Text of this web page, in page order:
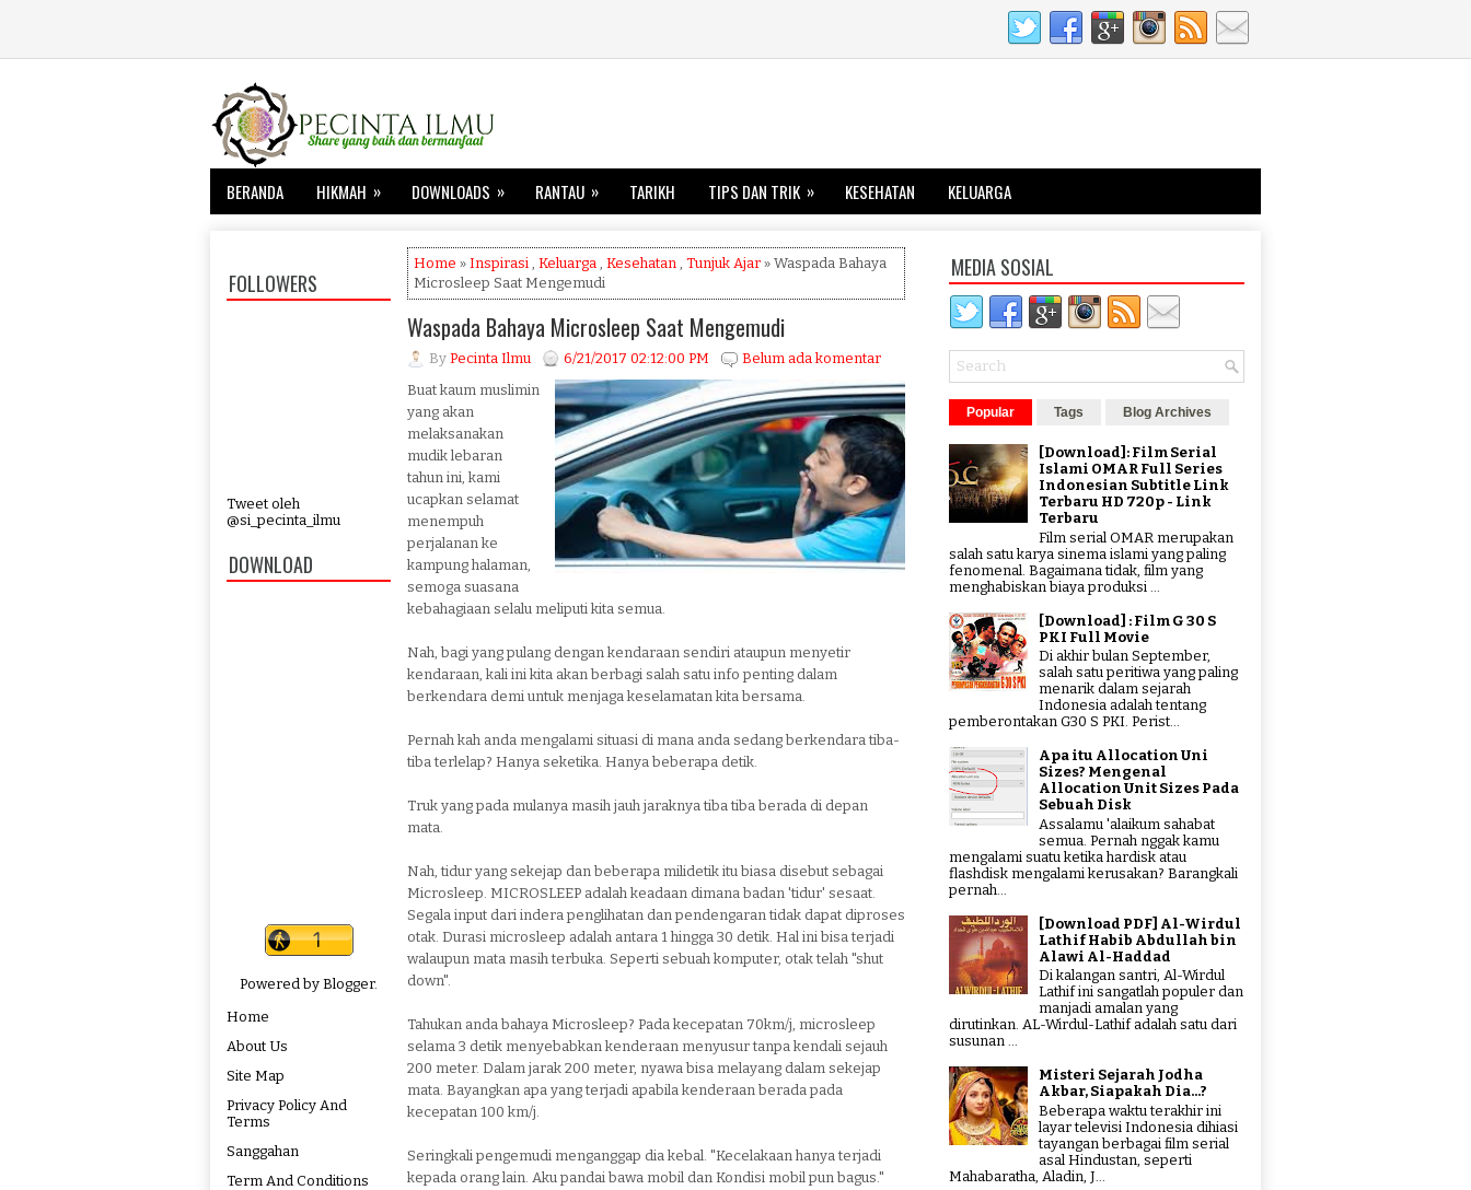
BERANDA HIKMAH » DOWNLOADS » RANTAU » TARIKH TIPS DAN TRIK » KESEHATAN KELUARGA
FOLLOWERS
Tweet oleh
@si_pecinta_ilmu
DOWNLOAD
Powered by Blogger.
Home
About Us
Site Map
Privacy Policy And
Terms
Sanggahan
Term And Conditions
Home » Inspirasi , Keluarga , Kesehatan , Tunjuk Ajar » Waspada Bahaya
Microsleep Saat Mengemudi
Waspada Bahaya Microsleep Saat Mengemudi
By Pecinta Ilmu 6/21/2017 02:12:00 PM
Belum ada komentar
Buat kaum muslimin
yang akan
melaksanakan
mudik lebaran
tahun ini, kami
ucapkan selamat
menempuh
perjalanan ke
kampung halaman,
semoga suasana
kebahagiaan selalu meliputi kita semua.
Nah, bagi yang pulang dengan kendaraan sendiri ataupun menyetir
kendaraan, kali ini kita akan berbagi salah satu info penting dalam
berkendara demi untuk menjaga keselamatan kita bersama.
Pernah kah anda mengalami situasi di mana anda sedang berkendara tiba-
tiba terlelap? Hanya seketika. Hanya beberapa detik.
Truk yang pada mulanya masih jauh jaraknya tiba tiba berada di depan
mata.
Nah, tidur yang sekejap dan beberapa milidetik itu biasa disebut sebagai
Microsleep. MICROSLEEP adalah keadaan dimana badan 'tidur' sesaat.
Segala input dari indera penglihatan dan pendengaran tidak dapat diproses
otak. Durasi microsleep adalah antara 1 hingga 30 detik. Hal ini bisa terjadi
walaupun mata masih terbuka. Seperti sebuah komputer, otak telah "shut
down".
Tahukan anda bahaya Microsleep? Pada kecepatan 70km/j, microsleep
selama 3 detik menyebabkan kenderaan menyusur tanpa kendali sejauh
200 meter. Dalam jarak 200 meter, nyawa bisa melayang dalam sekejap
mata. Bayangkan apa yang terjadi apabila kenderaan berada pada
kecepatan 100 km/j.
Seringkali pengemudi menganggap dia kebal. "Kecelakaan hanya terjadi
kepada orang lain. Aku pandai bawa mobil dan Kondisi mobil pun bagus."
MEDIA SOSIAL
Popular Tags Blog Archives
[Download]: Film Serial
Islami OMAR Full Series
Indonesian Subtitle Link
Terbaru HD 720p - Link
Terbaru
Film serial OMAR merupakan
salah satu karya sinema islami yang paling
fenomenal. Bagaimana tidak, film yang
menghabiskan biaya produksi ...
[Download] : Film G 30 S
PKI Full Movie
Di akhir bulan September,
salah satu peritiwa yang paling
menarik dalam sejarah
Indonesia adalah tentang
pemberontakan G30 S PKI. Perist...
Apa itu Allocation Uni
Sizes? Mengenal
Allocation Unit Sizes Pada
Sebuah Disk
Assalamu 'alaikum sahabat
semua. Pernah nggak kamu
mengalami suatu ketika hardisk atau
flashdisk mengalami kerusakan? Barangkali
pernah...
[Download PDF] Al-Wirdul
Lathif Habib Abdullah bin
Alawi Al-Haddad
Di kalangan santri, Al-Wirdul
Lathif ini sangatlah populer dan
manjadi amalan yang
dirutinkan. AL-Wirdul-Lathif adalah satu dari
susunan ...
Misteri Sejarah Jodha
Akbar, Siapakah Dia...?
Beberapa waktu terakhir ini
layar televisi Indonesia dihiasi
tayangan berbagai film serial
asal Hindustan, seperti
Mahabaratha, Aladin, J...